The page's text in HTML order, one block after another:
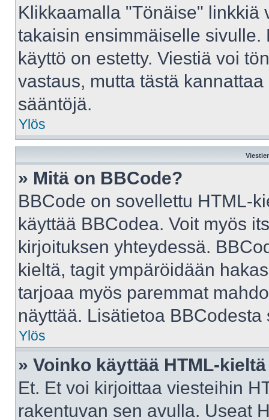
Klikkaamalla "Tönäise" linkkiä
takaisin ensimmäiselle
käyttö on estetty. Viestiä voi
vastaus, mutta tästä
sääntöjä.
Ylös
» Mitä on BBCode?
BBCode on sovellettu HTML-
käyttää BBCodea. Voit myös
kirjoituksen yhteydessä.
kieltä, tagit ympäröidään
tarjoaa myös paremmat
näyttää. Lisätietoa
Ylös
» Voinko käyttää HTML-
Et. Et voi kirjoittaa viesteihin
rakentuvan sen avulla. Useat